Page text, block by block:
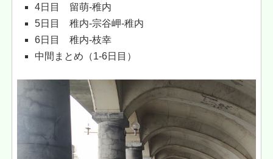
4日目 留萌-稚内
5日目 稚内-宗谷岬-稚内
6日目 稚内-枝幸
中間まとめ（1-6日目）